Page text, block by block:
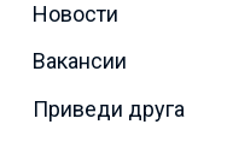
Новости
Вакансии
Приведи друга